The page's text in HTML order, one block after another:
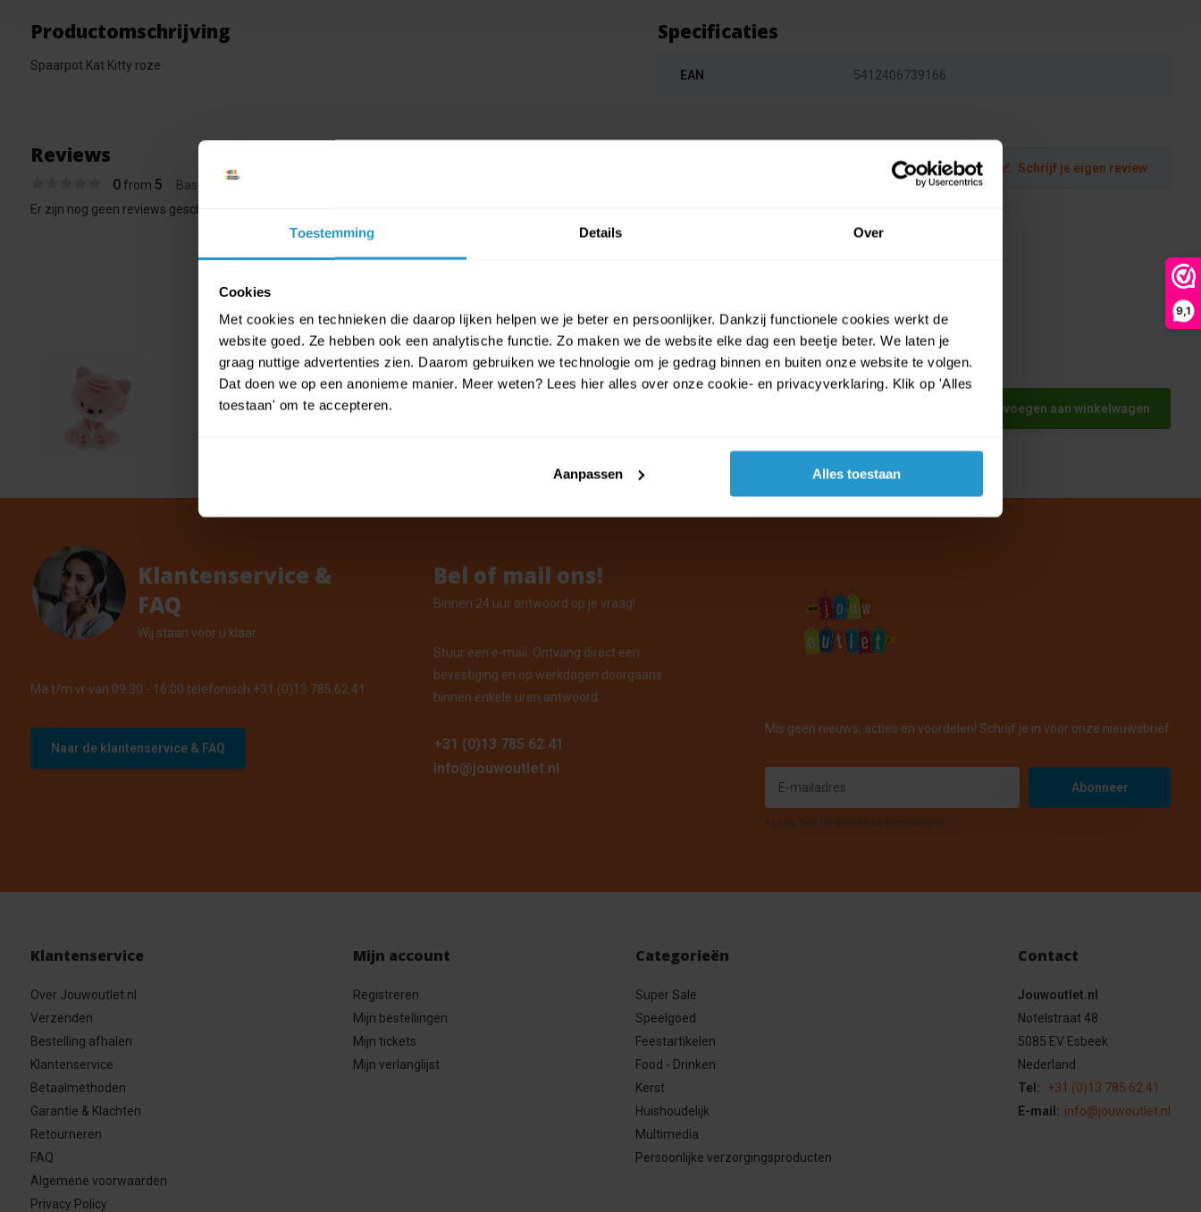
Toestemming Details Over
Cookies
Met cookies en technieken die daarop lijken helpen we je beter en persoonlijker. Dankzij functionele cookies werkt de
website goed. Ze hebben ook een analytische functie. Zo maken we de website elke dag een beetje beter. We laten je
graag nuttige advertenties zien. Daarom gebruiken we technologie om je gedrag binnen en buiten onze website te volgen.
Dat doen we op een anonieme manier. Meer weten? Lees hier alles over onze cookie- en privacyverklaring. Klik op 'Alles
toestaan' om te accepteren.
Aanpassen Alles toestaan
9,1
Productomschrijving
Spaarpot Kat Kitty roze
Specificaties
EAN 5412406739166
Reviews
0from 5 Based on 0 reviews
Schrijf je eigen review
Er zijn nog geen reviews geschreven over dit product..
€ 2,99
€ 2,69
Spaarpot Kat Kitty roze Toevoegen aan winkelwagen
Klantenservice &
FAQ
Wij staan voor u klaar.
Ma t/m vr van 09:30 - 16:00 telefonisch +31 (0)13 785 62 41
Naar de klantenservice & FAQ
Bel of mail ons!
Binnen 24 uur antwoord op je vraag!
Stuur een e-mail. Ontvang direct een
bevestiging en op werkdagen doorgaans
binnen enkele uren antwoord.
+31 (0)13 785 62 41
info@jouwoutlet.nl
Mis geen nieuws, acties en voordelen! Schrijf je in voor onze nieuwsbrief
Abonneer
* Lees hier de wettelijke beperkingen
Klantenservice
Over Jouwoutlet.nl
Verzenden
Bestelling afhalen
Klantenservice
Betaalmethoden
Garantie & Klachten
Retourneren
FAQ
Algemene voorwaarden
Privacy Policy
Mijn account
Registreren
Mijn bestellingen
Mijn tickets
Mijn verlanglijst
Categorieën
Super Sale
Speelgoed
Feestartikelen
Food - Drinken
Kerst
Huishoudelijk
Multimedia
Persoonlijke verzorgingsproducten
Contact
Jouwoutlet.nl
Notelstraat 48
5085 EV Esbeek
Nederland
Tel:
+31 (0)13 785 62 41
E-mail: info@jouwoutlet.nl